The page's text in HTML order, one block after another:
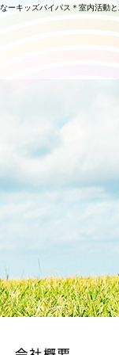
ーキッズバイパス＊室内活動